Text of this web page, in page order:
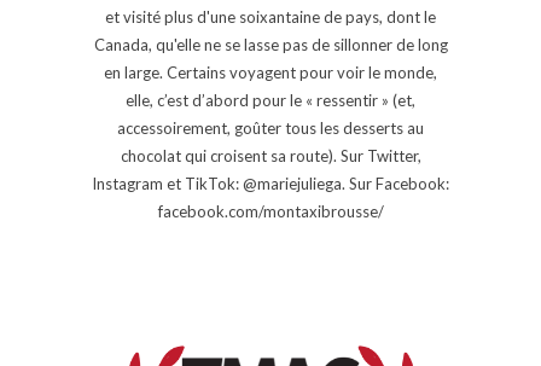
et visité plus d'une soixantaine de pays, dont le
Canada, qu'elle ne se lasse pas de sillonner de long
en large. Certains voyagent pour voir le monde,
elle, c’est d’abord pour le « ressentir » (et,
accessoirement, goûter tous les desserts au
chocolat qui croisent sa route). Sur Twitter,
Instagram et TikTok: @mariejuliega. Sur Facebook:
facebook.com/montaxibrousse/